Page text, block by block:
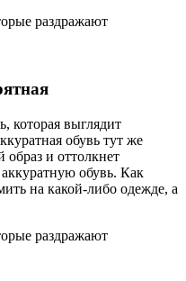
которая выглядит
обувь тут же
и оттолкнет
обувь. Как
на какой-либо одежде, а